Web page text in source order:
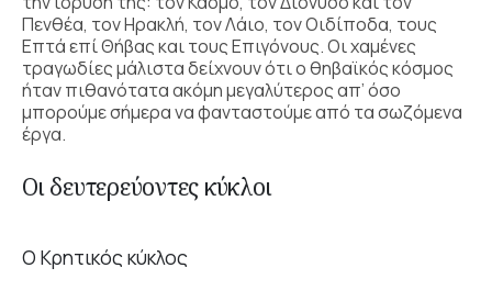
Πενθέα, τον Ηρακλή, τον Λάιο, τον Οιδίποδα, τους
Επτά επί Θήβας και τους Επιγόνους. Οι χαμένες
τραγωδίες μάλιστα δείχνουν ότι ο θηβαϊκός κόσμος
ήταν πιθανότατα ακόμη μεγαλύτερος απ’ όσο
μπορούμε σήμερα να φανταστούμε από τα σωζόμενα
έργα.
Οι δευτερεύοντες κύκλοι
Ο Κρητικός κύκλος